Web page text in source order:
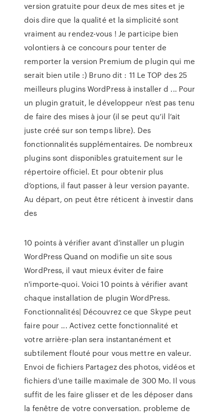
version gratuite pour deux de mes sites et je
dois dire que la qualité et la simplicité sont
vraiment au rendez-vous ! Je participe bien
volontiers à ce concours pour tenter de
remporter la version Premium de plugin qui me
serait bien utile :) Bruno dit : 11 Le TOP des 25
meilleurs plugins WordPress à installer d ... Pour
un plugin gratuit, le développeur n’est pas tenu
de faire des mises à jour (il se peut qu’il l’ait
juste créé sur son temps libre). Des
fonctionnalités supplémentaires. De nombreux
plugins sont disponibles gratuitement sur le
répertoire officiel. Et pour obtenir plus
d’options, il faut passer à leur version payante.
Au départ, on peut être réticent à investir dans
des
10 points à vérifier avant d'installer un plugin
WordPress Quand on modifie un site sous
WordPress, il vaut mieux éviter de faire
n'importe-quoi. Voici 10 points à vérifier avant
chaque installation de plugin WordPress.
Fonctionnalités| Découvrez ce que Skype peut
faire pour ... Activez cette fonctionnalité et
votre arrière-plan sera instantanément et
subtilement flouté pour vous mettre en valeur.
Envoi de fichiers Partagez des photos, vidéos et
fichiers d’une taille maximale de 300 Mo. Il vous
suffit de les faire glisser et de les déposer dans
la fenêtre de votre conversation. probleme de